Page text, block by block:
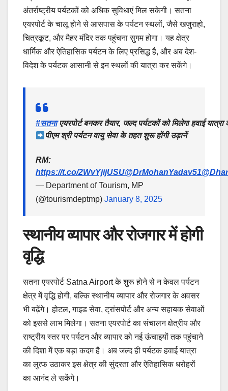
अंतर्राष्ट्रीय पर्यटकों को अधिक सुविधाएं मिल सकेगी। सतना
एयरपोर्ट के चालू होने से आसपास के पर्यटन स्थलों, जैसे खजुराहो,
चित्रकूट, और मैहर मंदिर तक पहुंचना सुगम होगा। यह क्षेत्र
धार्मिक और ऐतिहासिक पर्यटन के लिए प्रसिद्ध है, और अब देश-
विदेश के पर्यटक आसानी से इन स्थलों की यात्रा कर सकेंगे।
#सतनाएयरपोर्ट बनकर तैयार, जल्द पर्यटकों को मिलेगा हवाई
पीएम श्री पर्यटन वायु सेवा के तहत शुरू होंगी उड़ानें
RM:
https://t.co/2WvYjijUSU@DrMohanYadav51
— Department of Tourism, MP
(@tourismdeptmp) January 8, 2025
स्थानीय व्यापार और रोजगार में होगी
वृद्धि
सतना एयरपोर्ट Satna Airport के शुरू होने से न केवल पर्यटन
क्षेत्र में वृद्धि होगी, बल्कि स्थानीय व्यापार और रोजगार के अवसर
भी बढ़ेंगे। होटल, गाइड सेवा, ट्रांसपोर्ट और अन्य सहायक सेवाओं
को इससे लाभ मिलेगा। सतना एयरपोर्ट का संचालन क्षेत्रीय और
राष्ट्रीय स्तर पर पर्यटन और व्यापार को नई ऊंचाइयों तक पहुंचाने
की दिशा में एक बड़ा कदम है। अब जल्द ही पर्यटक हवाई यात्रा
का लुत्फ उठाकर इस क्षेत्र की सुंदरता और ऐतिहासिक धरोहरों
का आनंद ले सकेंगे।